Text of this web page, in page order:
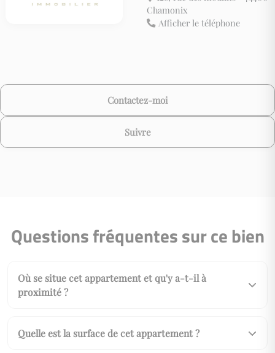
Chamonix
Afficher le téléphone
Contactez-moi
Suivre
Questions fréquentes sur ce bien
Où se situe cet appartement et qu'y a-t-il à
proximité ?
Quelle est la surface de cet appartement ?